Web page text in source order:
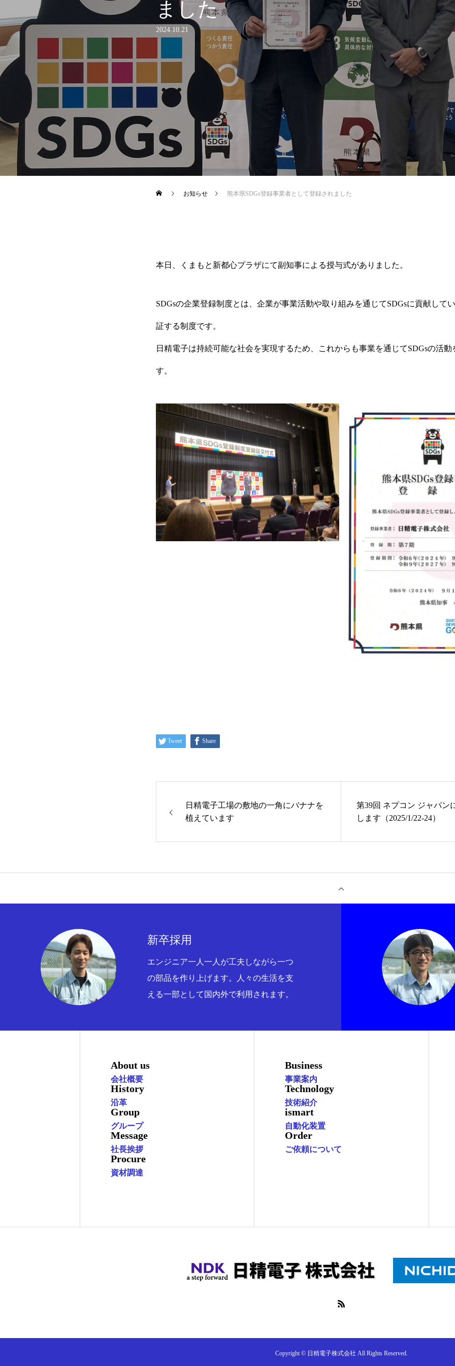
ました
2024.10.21
お知らせ 熊本県SDGs登録事業者として登録されました
本日、くまもと新都心プラザにて副知事による授与式がありました。
SDGsの企業登録制度とは、企業が事業活動や取り組みを通じてSDGsに貢献して
証する制度です。
日精電子は持続可能な社会を実現するため、これからも事業を通じてSDGsの活動
す。
Tweet Share
日精電子工場の敷地の一角にバナナを
植えています
第39回 ネプコン ジャパン
します（2025/1/22-24）
新卒採用
エンジニア一人一人が工夫しながら一つ
の部品を作り上げます。人々の生活を支
える一部として国内外で利用されます。
About us
会社概要
History
沿革
Group
グループ
Message
社長挨拶
Procure
資材調達
Business
事業案内
Technology
技術紹介
ismart
自動化装置
Order
ご依頼について
Copyright © 日精電子株式会社 All Rights Reserved.